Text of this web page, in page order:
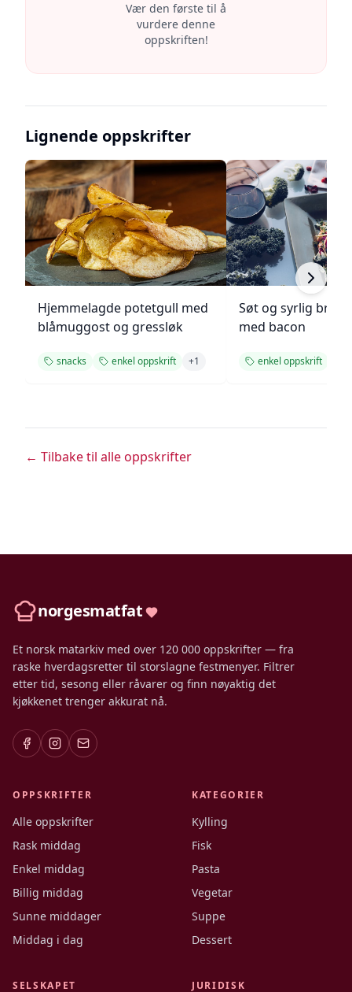
Vær den første til å
vurdere denne
oppskriften!
Lignende oppskrifter
Hjemmelagde potetgull med
blåmuggost og gressløk
snacks enkel oppskrift +1
Søt og syrlig
med bacon
enkel oppskrift
← Tilbake til alle oppskrifter
norgesmatfat
Et norsk matarkiv med over 120 000 oppskrifter — fra
raske hverdagsretter til storslagne festmenyer. Filtrer
etter tid, sesong eller råvarer og finn nøyaktig det
kjøkkenet trenger akkurat nå.
OPPSKRIFTER
Alle oppskrifter
Rask middag
Enkel middag
Billig middag
Sunne middager
Middag i dag
KATEGORIER
Kylling
Fisk
Pasta
Vegetar
Suppe
Dessert
SELSKAPET JURIDISK